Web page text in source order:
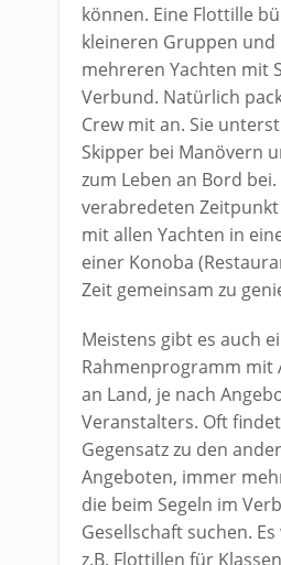
können. Eine Flottille
kleineren Gruppen und
mehreren Yachten mit
Verbund. Natürlich
Crew mit an. Sie
Skipper bei Manövern
zum Leben an Bord bei.
verabredeten
mit allen Yachten in
einer Konoba
Zeit gemeinsam zu
Meistens gibt es auch
Rahmenprogramm mit
an Land, je nach
Veranstalters. Oft
Gegensatz zu den
Angeboten, immer
die beim Segeln im
Gesellschaft suchen.
z.B. Flottillen für